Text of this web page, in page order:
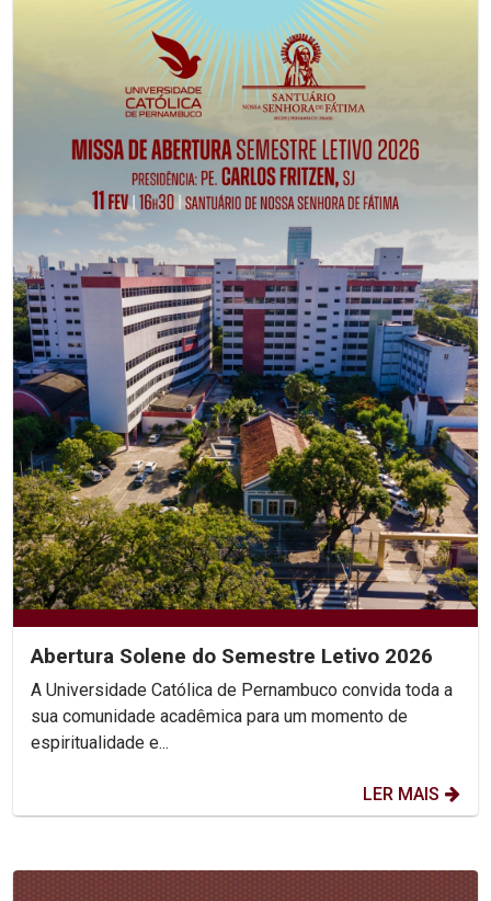
Abertura Solene do Semestre Letivo 2026
A Universidade Católica de Pernambuco convida toda a
sua comunidade acadêmica para um momento de
espiritualidade e...
LER MAIS